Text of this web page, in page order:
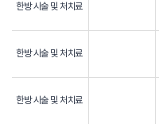
한방 시술 및 처치료
한방 시술 및 처치료
한방 시술 및 처치료